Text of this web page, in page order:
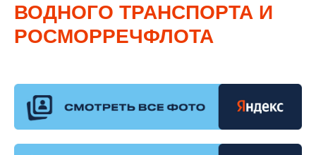
ВОДНОГО ТРАНСПОРТА И
РОСМОРРЕЧФЛОТА